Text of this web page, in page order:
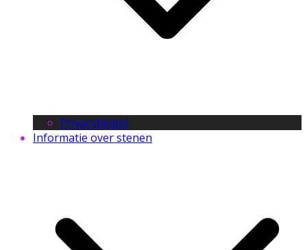
Privacybeleid
Informatie over stenen